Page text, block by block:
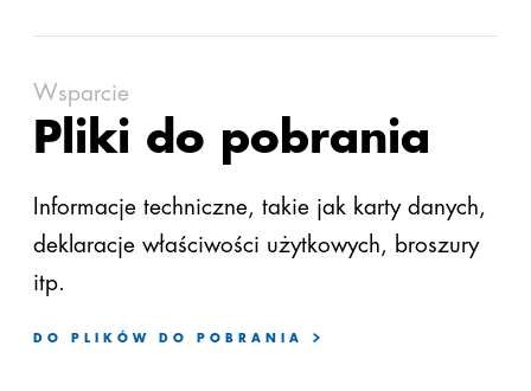
Wsparcie
Pliki do pobrania
Informacje techniczne, takie jak karty danych,
deklaracje właściwości użytkowych, broszury
itp.
DO PLIKÓW DO POBRANIA